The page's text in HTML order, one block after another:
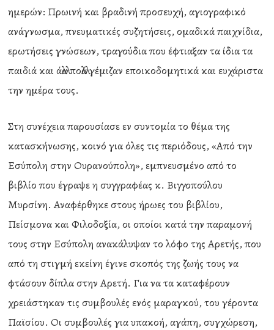
ημερών: Πρωινή και βραδινή προσευχή, αγιογραφικό
ανάγνωσμα, πνευματικές συζητήσεις, ομαδικά παιχνίδια,
ερωτήσεις γνώσεων, τραγούδια που έφτιαξαν τα ίδια τα
παιδιά και άλλα πολλά γέμιζαν εποικοδομητικά και ευχάριστα
την ημέρα τους.
Στη συνέχεια παρουσίασε εν συντομία το θέμα της
κατασκήνωσης, κοινό για όλες τις περιόδους, «Από την
Εσύπολη στην Ουρανούπολη», εμπνευσμένο από το
βιβλίο που έγραψε η συγγραφέας κ. Βιγγοπούλου
Μυρσίνη. Αναφέρθηκε στους ήρωες του βιβλίου,
Πείσμονα και Φιλοδοξία, οι οποίοι κατά την παραμονή
τους στην Εσύπολη ανακάλυψαν το λόφο της Αρετής, που
από τη στιγμή εκείνη έγινε σκοπός της ζωής τους να
φτάσουν δίπλα στην Αρετή. Για να τα καταφέρουν
χρειάστηκαν τις συμβουλές ενός μαραγκού, του γέροντα
Παϊσίου. Οι συμβουλές για υπακοή, αγάπη, συγχώρεση,